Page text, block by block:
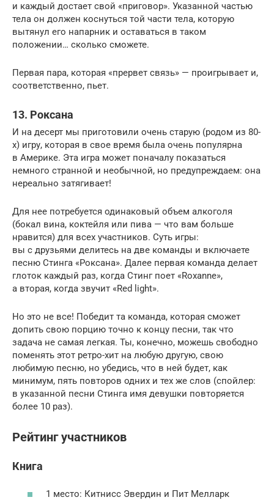
и каждый достает свой «приговор». Указанной частью
тела он должен коснуться той части тела, которую
вытянул его напарник и оставаться в таком
положении… сколько сможете.
Первая пара, которая «прервет связь» — проигрывает и,
соответственно, пьет.
13. Роксана
И на десерт мы приготовили очень старую (родом из 80-
х) игру, которая в свое время была очень популярна
в Америке. Эта игра может поначалу показаться
немного странной и необычной, но предупреждаем: она
нереально затягивает!
Для нее потребуется одинаковый объем алкоголя
(бокал вина, коктейля или пива — что вам больше
нравится) для всех участников. Суть игры:
вы с друзьями делитесь на две команды и включаете
песню Стинга «Роксана». Далее первая команда делает
глоток каждый раз, когда Стинг поет «Roxanne»,
а вторая, когда звучит «Red light».
Но это не все! Победит та команда, которая сможет
допить свою порцию точно к концу песни, так что
задача не самая легкая. Ты, конечно, можешь свободно
поменять этот ретро-хит на любую другую, свою
любимую песню, но убедись, что в ней будет, как
минимум, пять повторов одних и тех же слов (спойлер:
в указанной песни Стинга имя девушки повторяется
более 10 раз).
Рейтинг участников
Книга
1 место: Китнисс Эвердин и Пит Мелларк